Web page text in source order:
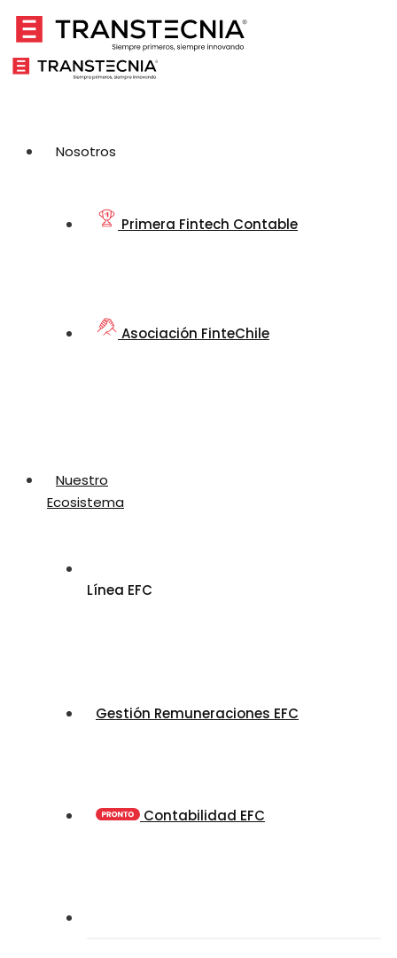
Nosotros
Primera Fintech Contable
Asociación FinteChile
Nuestro
Ecosistema
Línea EFC
Gestión Remuneraciones EFC
Contabilidad EFC